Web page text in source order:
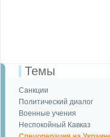
Темы
Санкции
Политический диалог
Военные учения
Неспокойный Кавказ